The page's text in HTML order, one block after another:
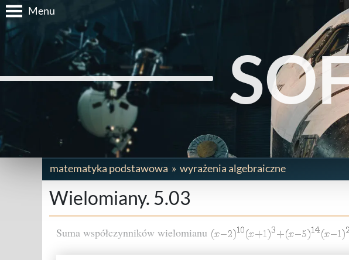
Menu
matematyka podstawowa wyrażenia algebraiczne
Wielomiany. 5.03
Suma współczynników wielomianu